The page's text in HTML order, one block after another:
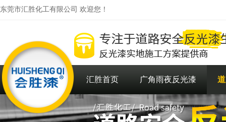
东莞市汇胜化工有限公司 欢迎您！
汇胜首页 广角雨夜反光漆